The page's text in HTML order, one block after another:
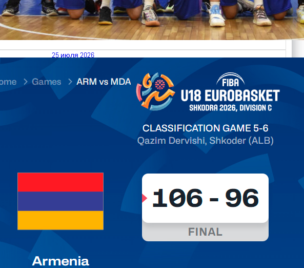
25 июля 2026
26.07.2026 Armenia vs Moldova FIBA U18 EuroBasket 2026,
Division C
КалендарьТаблица Выберите Обзор Статистика Матч сыгран 0
Читать далее